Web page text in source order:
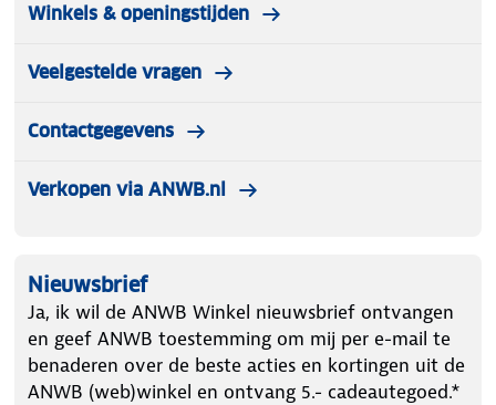
Winkels & openingstijden
Veelgestelde vragen
Contactgegevens
Verkopen via ANWB.nl
Nieuwsbrief
Ja, ik wil de ANWB Winkel nieuwsbrief ontvangen
en geef ANWB toestemming om mij per e-mail te
benaderen over de beste acties en kortingen uit de
ANWB (web)winkel en ontvang 5.- cadeautegoed.*